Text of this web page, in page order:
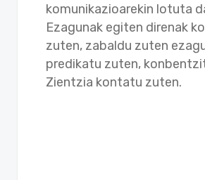
komunikazioarekin lotuta
Ezagunak egiten direnak
zuten, zabaldu zuten
predikatu zuten,
Zientzia kontatu zuten.